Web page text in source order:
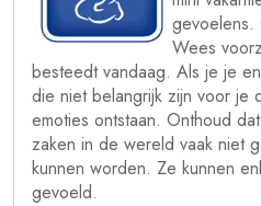
gevoelens.
Wees
besteedt vandaag. Als je je
die niet belangrijk zijn voor je
emoties ontstaan. Onthoud
zaken in de wereld vaak niet
kunnen worden. Ze kunnen
gevoeld.